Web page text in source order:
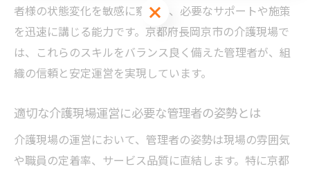
者様の状態変化を敏感に察知し、必要なサポートや施策
を迅速に講じる能力です。京都府長岡京市の介護現場で
は、これらのスキルをバランス良く備えた管理者が、組
織の信頼と安定運営を実現しています。
適切な介護現場運営に必要な管理者の姿勢とは
介護現場の運営において、管理者の姿勢は現場の雰囲気
や職員の定着率、サービス品質に直結します。特に京都
お問い合わせはこちら